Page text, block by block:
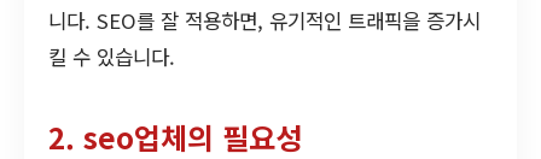
니다. SEO를 잘 적용하면, 유기적인 트래픽을 증가시
킬 수 있습니다.
2. seo업체의 필요성